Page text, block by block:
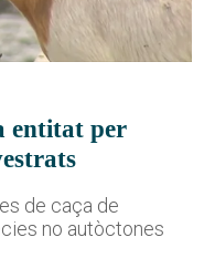
entitat per
de caça de
no autòctones